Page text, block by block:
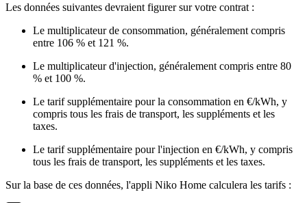
Les données suivantes devraient figurer sur votre contrat :
Le multiplicateur de consommation, généralement compris
entre 106 % et 121 %.
Le multiplicateur d'injection, généralement compris entre 80
% et 100 %.
Le tarif supplémentaire pour la consommation en €/kWh, y
compris tous les frais de transport, les suppléments et les
taxes.
Le tarif supplémentaire pour l'injection en €/kWh, y compris
tous les frais de transport, les suppléments et les taxes.
Sur la base de ces données, l'appli Niko Home calculera les tarifs :